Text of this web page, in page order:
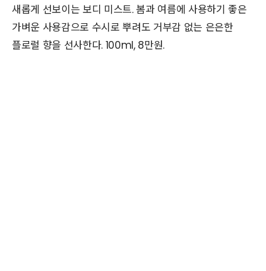
새롭게 선보이는 보디 미스트. 봄과 여름에 사용하기 좋은
가벼운 사용감으로 수시로 뿌려도 거부감 없는 은은한
플로럴 향을 선사한다. 100ml, 8만원.